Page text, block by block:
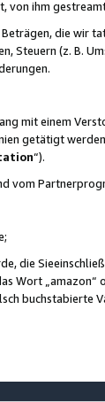
ihm
Beträgen, die wir
Steuern (z. B.
mit einem
getätigt
“).
vom
die
Wort „amazon“
buchstabierte